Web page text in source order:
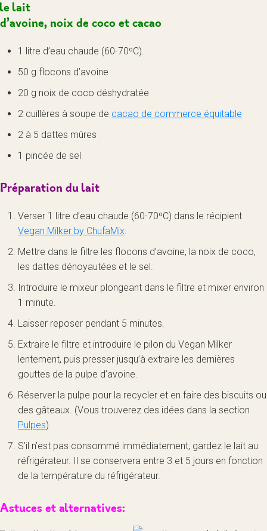
le lait
d’avoine, noix de coco et cacao
1 litre d’eau chaude (60-70ºC).
50 g flocons d’avoine
20 g noix de coco déshydratée
2 cuillères à soupe de cacao de commerce équitable
2 à 5 dattes mûres
1 pincée de sel
Préparation du lait
Verser 1 litre d’eau chaude (60-70ºC) dans le récipient
Vegan Milker by ChufaMix.
Mettre dans le filtre les flocons d’avoine, la noix de coco,
les dattes dénoyautées et le sel.
Introduire le mixeur plongeant dans le filtre et mixer environ
1 minute.
Laisser reposer pendant 5 minutes.
Extraire le filtre et introduire le pilon du Vegan Milker
lentement, puis presser jusqu’à extraire les dernières
gouttes de la pulpe d’avoine.
Réserver la pulpe pour la recycler et en faire des biscuits ou
des gâteaux. (Vous trouverez des idées dans la section
Pulpes).
S’il n’est pas consommé immédiatement, gardez le lait au
réfrigérateur. Il se conservera entre 3 et 5 jours en fonction
de la température du réfrigérateur.
Astuces et alternatives: